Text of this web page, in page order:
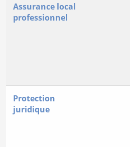
Assurance local
professionnel
Protection
juridique